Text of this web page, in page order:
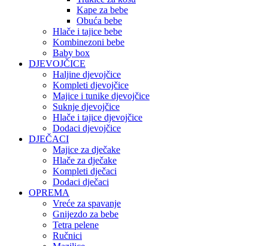
Kape za bebe
Obuća bebe
Hlače i tajice bebe
Kombinezoni bebe
Baby box
DJEVOJČICE
Haljine djevojčice
Kompleti djevojčice
Majice i tunike djevojčice
Suknje djevojčice
Hlače i tajice djevojčice
Dodaci djevojčice
DJEČACI
Majice za dječake
Hlače za dječake
Kompleti dječaci
Dodaci dječaci
OPREMA
Vreće za spavanje
Gnijezdo za bebe
Tetra pelene
Ručnici